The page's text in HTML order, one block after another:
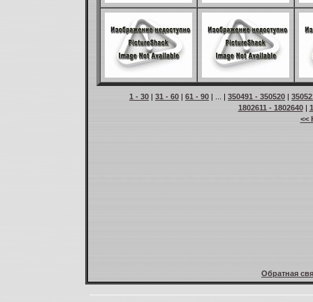
1 - 30 | 31 - 60 | 61 - 90 | ... | 350491 - 350520 |
1802611 - 1802640|
<<
Обратная